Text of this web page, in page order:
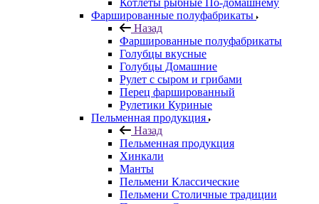
Котлеты рыбные По-домашнему
Фаршированные полуфабрикаты
Назад
Фаршированные полуфабрикаты
Голубцы вкусные
Голубцы Домашние
Рулет с сыром и грибами
Перец фаршированный
Рулетики Куриные
Пельменная продукция
Назад
Пельменная продукция
Хинкали
Манты
Пельмени Классические
Пельмени Столичные традиции